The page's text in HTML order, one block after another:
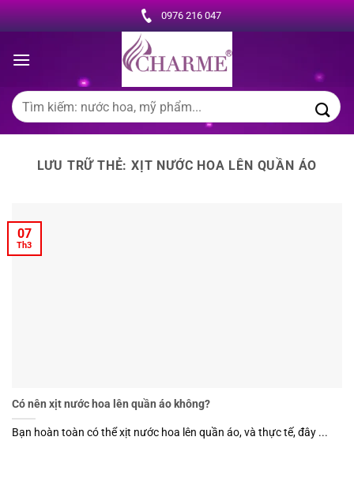
Chuyển
đến
dung
0976 216 047
Tìm
kiếm:
LƯU TRỮ THẺ:XỊT NƯỚC HOA LÊN QUẦN ÁO
Có nên xịt nước hoa lên quần áo không?
Bạn hoàn toàn có thể xịt nước hoa lên quần áo, và thực tế, đây ...
07
Th3